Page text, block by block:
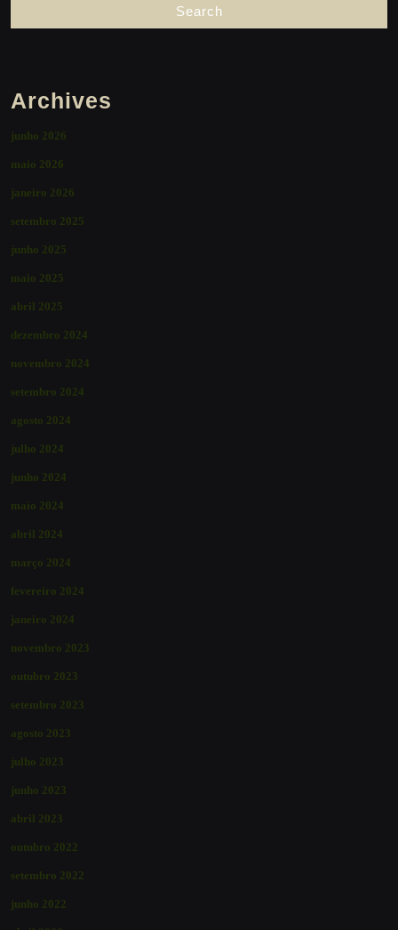
Archives
junho 2026
maio 2026
janeiro 2026
setembro 2025
junho 2025
maio 2025
abril 2025
dezembro 2024
novembro 2024
setembro 2024
agosto 2024
julho 2024
junho 2024
maio 2024
abril 2024
março 2024
fevereiro 2024
janeiro 2024
novembro 2023
outubro 2023
setembro 2023
agosto 2023
julho 2023
junho 2023
abril 2023
outubro 2022
setembro 2022
junho 2022